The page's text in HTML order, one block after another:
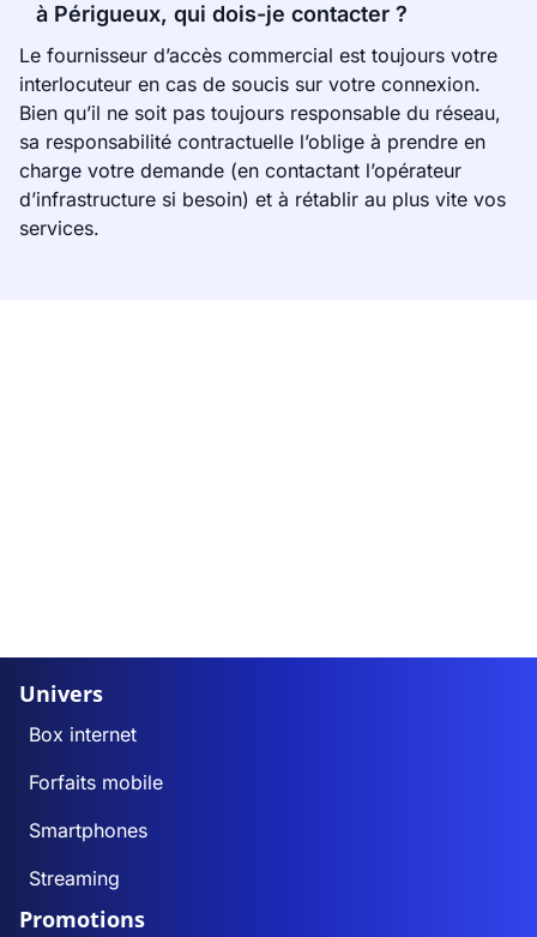
à Périgueux, qui dois-je contacter ?
Le fournisseur d’accès commercial est toujours votre
interlocuteur en cas de soucis sur votre connexion.
Bien qu’il ne soit pas toujours responsable du réseau,
sa responsabilité contractuelle l’oblige à prendre en
charge votre demande (en contactant l’opérateur
d’infrastructure si besoin) et à rétablir au plus vite vos
services.
Univers
Box internet
Forfaits mobile
Smartphones
Streaming
Promotions